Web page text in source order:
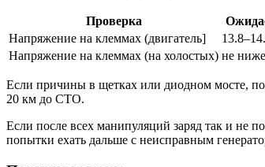
Проверка
Напряжение на клеммах (двигатель]
Напряжение на клеммах (на холостых) не
Если причины в щетках или диодном мосте,
20 км до СТО.
Если после всех манипуляций заряд так и не
попытки ехать дальше с неисправным